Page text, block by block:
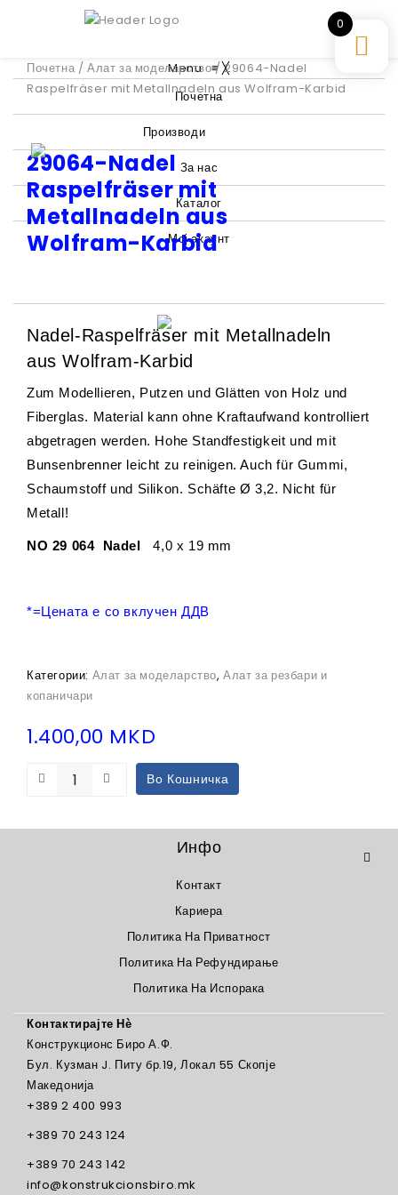
Menu≡╳
Почетна
Производи
За нас
Каталог
Мој акаунт
Почетна /Алат за моделарство/ 29064-Nadel
Raspelfräser mit Metallnadeln aus Wolfram-Karbid
29064-Nadel
Raspelfräser mit
Metallnadeln aus
Wolfram-Karbid
Nadel-Raspelfräser mit Metallnadeln
aus Wolfram-Karbid
Zum Modellieren, Putzen und Glätten von Holz und
Fiberglas. Material kann ohne Kraftaufwand kontrolliert
abgetragen werden. Hohe Standfestigkeit und mit
Bunsenbrenner leicht zu reinigen. Auch für Gummi,
Schaumstoff und Silikon. Schäfte Ø 3,2. Nicht für
Metall!
NO 29 064 Nadel 4,0 x 19 mm
*=Цената е со вклучен ДДВ
Категории: Алат за моделарство,Алат за резбари и
копаничари
1.400,00 MKD
Во Кошничка
Инфо
Контакт
Кариера
Политика На Приватност
Политика На Рефундирање
Политика На Испорака
Контактирајте Нѐ
Конструкционс Биро А.Ф.
Бул. Кузман J. Питу бр.19, Локал 55 Скопје
Македонија
+389 2 400 993
+389 70 243 124
+389 70 243 142
info@konstrukcionsbiro.mk
0